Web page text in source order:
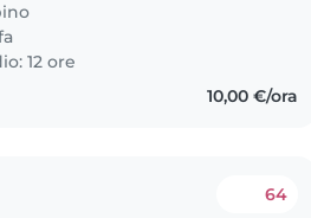
12 ore
10,00 €/ora
64